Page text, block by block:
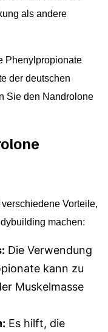
als andere
Phenylpropionate
der deutschen
Sie den Nandrolone
Vorteile,
machen:
Die Verwendung
kann zu
Muskelmasse
Es hilft, die